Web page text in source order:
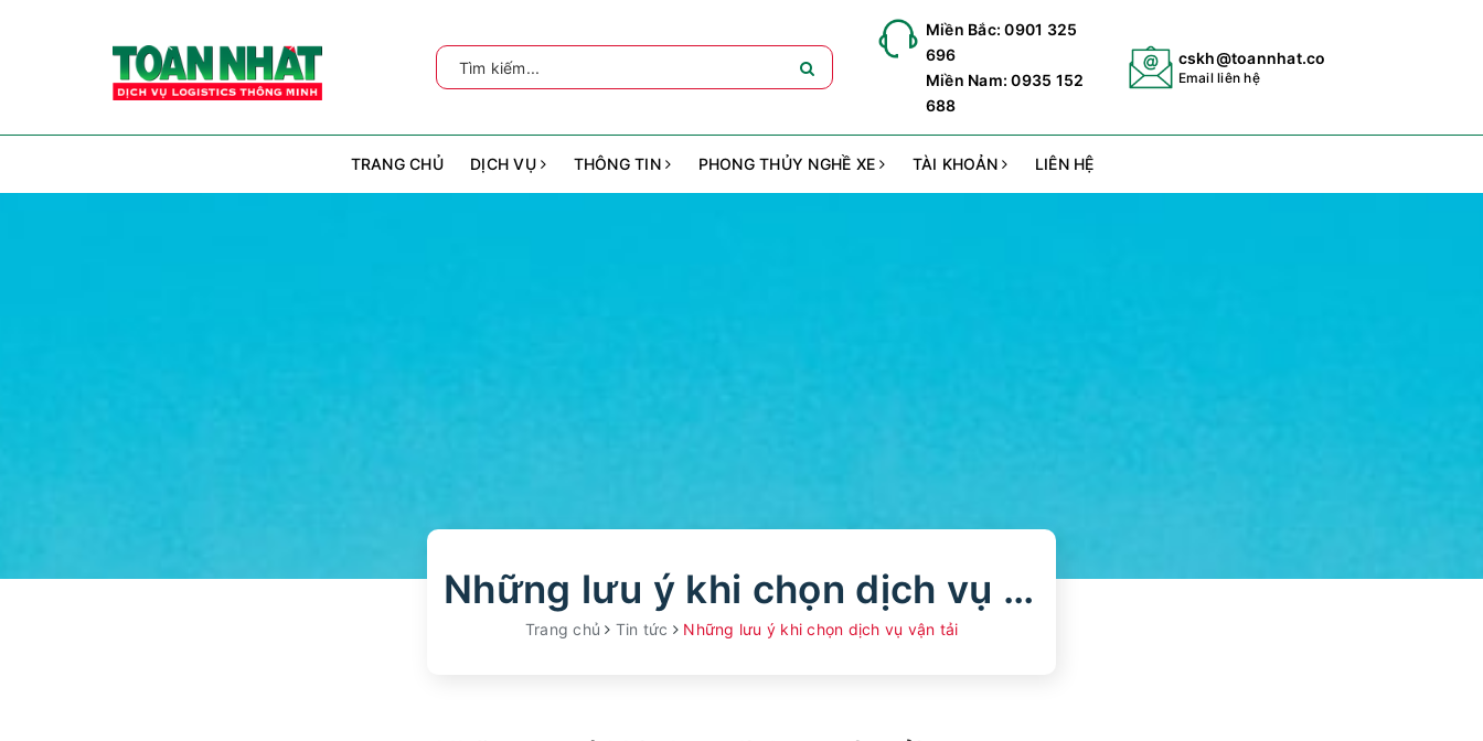
Miền Bắc: 0901 325
696
Miền Nam: 0935 152
688
cskh@toannhat.co
Email liên hệ
TRANG CHỦ DỊCH VỤ THÔNG TIN PHONG THỦY NGHỀ XE TÀI KHOẢN LIÊN HỆ
Những lưu ý khi chọn dịch vụ vận tải
Trang chủ Tin tức Những lưu ý khi chọn dịch vụ vận tải